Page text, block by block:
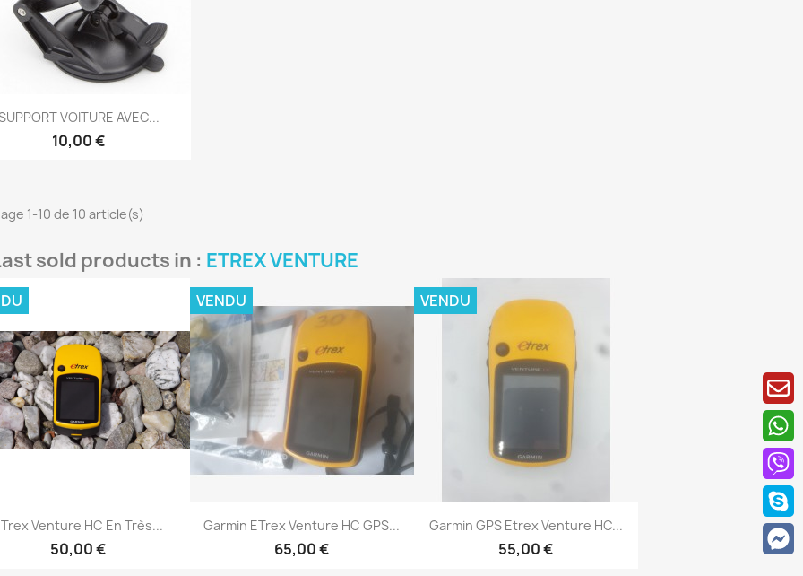
Aperçu rapide
VOITURE AVEC...
10,00 €
1-10 de 10 article(s)
sold products in : ETREX VENTURE
Aperçu rapide
Venture HC En Très...
50,00 €
Aperçu rapide
Garmin ETrex Venture HC GPS...
65,00 €
VENDU
Aperçu rapide
Garmin GPS Etrex Venture HC...
55,00 €
VENDU